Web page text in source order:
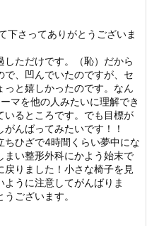
下さってありがとうございま
ただけです。（恥）だから
、凹んでいたのですが、セ
っと嬉しかったのです。なん
マを他の人みたいに理解でき
いるところです。でも目標が
んばってみたいです！！
ちひざで4時間くらい夢中にな
まい整形外科にかよう始末で
りました！小さな椅子を見
うに注意してがんばりま
ございます。